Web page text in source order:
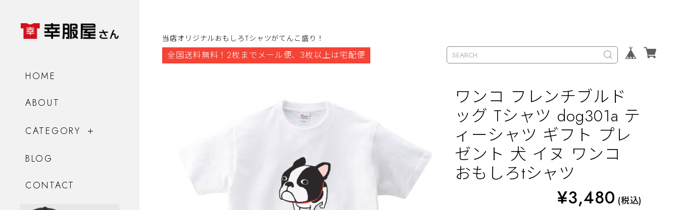
HOME
ABOUT
CATEGORY
BLOG
CONTACT
当店オリジナルおもしろTシャツがてんこ盛り！
全国送料無料！2枚までメール便、3枚以上は宅配便
ワンコ フレンチブルド
ッグ Tシャツ dog301a テ
ィーシャツ ギフト プレ
ゼント 犬 イヌ ワンコ
おもしろtシャツ
¥3,480 (税込)